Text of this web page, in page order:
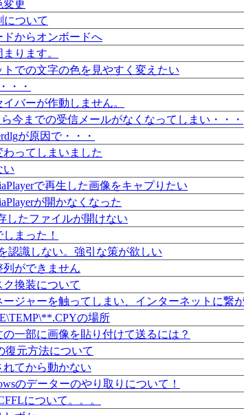
変更
について
ドからオンボードへ
ります。
トでの文字の色を見やすく変えたい
・・
バーが作動しません。
今までの受信メールがなくなってしまい・・・
が原因で・・・
ってしまいました
い
で再生した画像をキャプりたい
が開かなくなった
したファイルが開けない
まった！
認識しない。強引な策が欲しい
列ができません
換装について
ジャーを触ってしまい、インターネットに繋が
の場所
の一部に画像を貼り付けて送るには？
復元方法について
てから動かない
のデーターのやり取りについて！
について。。。